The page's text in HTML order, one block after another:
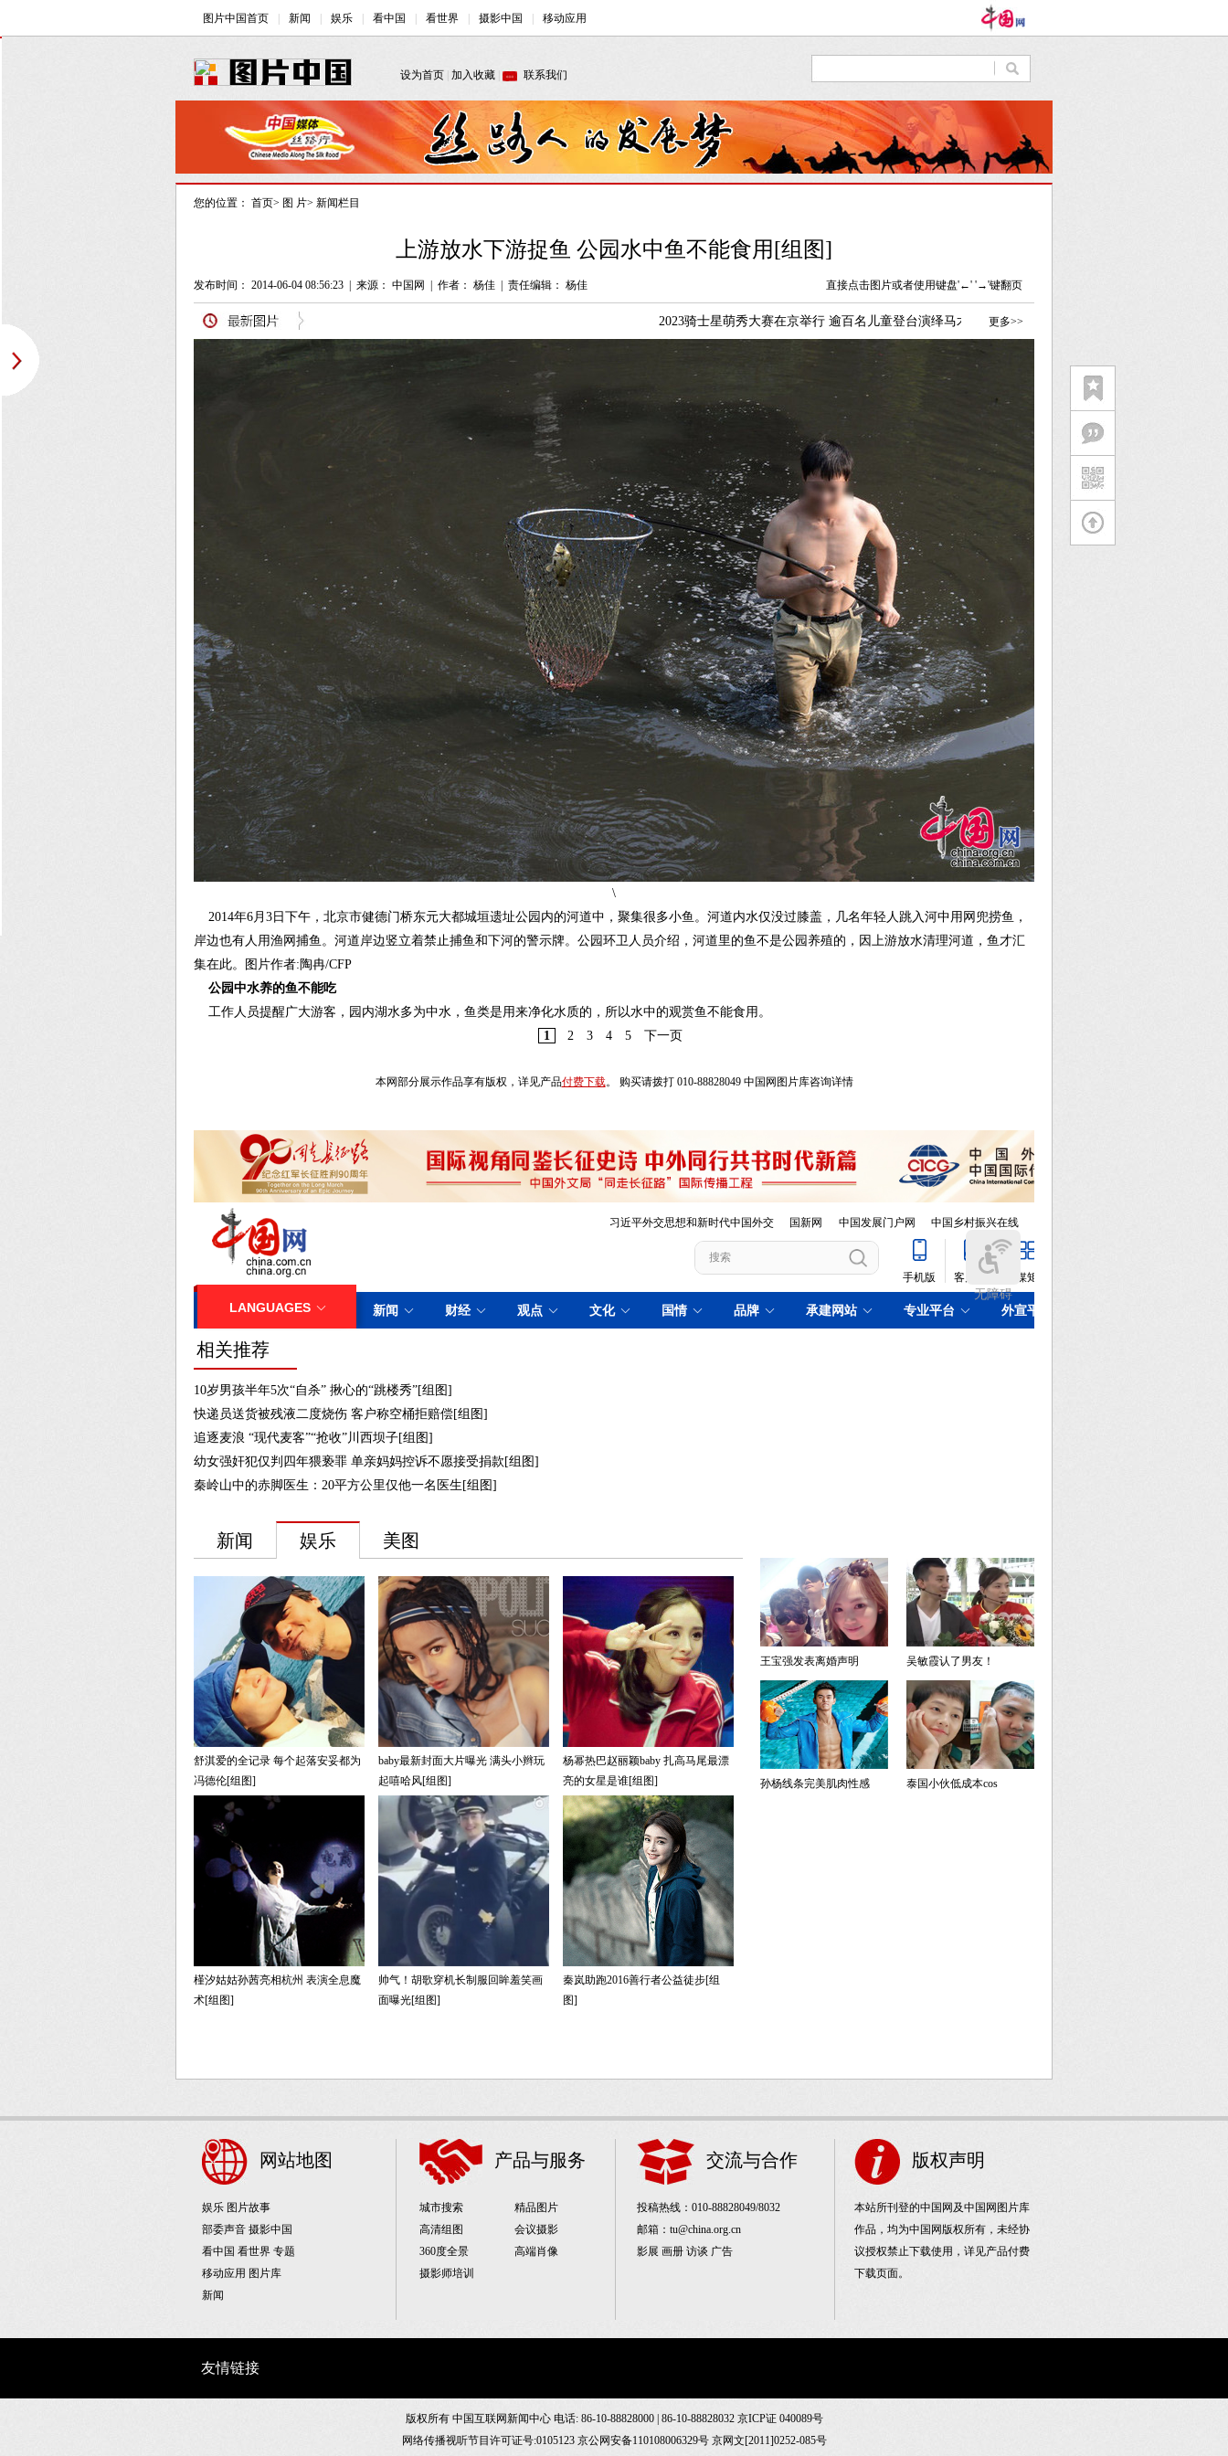
您的位置： 首页> 图 片> 新闻栏目
上游放水下游捉鱼 公园水中鱼不能食用[组图]
发布时间： 2014-06-04 08:56:23 来源： 中国网 作者： 杨佳 责任编辑： 杨佳 直接点击图片或者使用键盘'←' '→'键翻页
\
2014年6月3日下午，北京市健德门桥东元大都城垣遗址公园内的河道中，聚集很多小鱼。河道内水仅没过膝盖，几名年轻人跳入河中用网兜捞鱼，
岸边也有人用渔网捕鱼。河道岸边竖立着禁止捕鱼和下河的警示牌。公园环卫人员介绍，河道里的鱼不是公园养殖的，因上游放水清理河道，鱼才汇
集在此。
图片作者:陶冉/CFP
公园中水养的鱼不能吃
工作人员提醒广大游客，园内湖水多为中水，鱼类是用来净化水质的，所以水中的观赏鱼不能食用。
1
2 3 4 5 下一页
本网部分展示作品享有版权，详见产品付费下载。 购买请拨打 010-88828049 中国网图片库咨询详情
相关推荐
10岁男孩半年5次“自杀” 揪心的“跳楼秀”[组图]
快递员送货被残液二度烧伤 客户称空桶拒赔偿[组图]
追逐麦浪 “现代麦客”“抢收”川西坝子[组图]
幼女强奸犯仅判四年猥亵罪 单亲妈妈控诉不愿接受捐款[组图]
秦岭山中的赤脚医生：20平方公里仅他一名医生[组图]